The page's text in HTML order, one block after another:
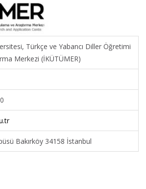
Türkçe ve Yabancı Diller Öğretimi
Merkezi (İKÜTÜMER)
Bakırköy 34158 İstanbul